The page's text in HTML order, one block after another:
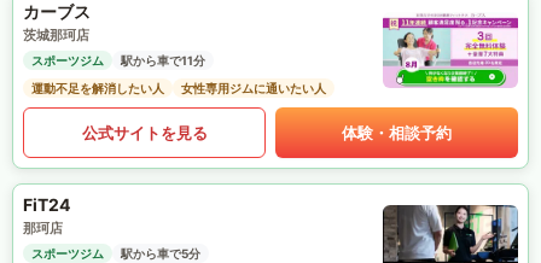
カーブス
茨城那珂店
スポーツジム
駅から車で11分
運動不足を解消したい人
女性専用ジムに通いたい人
公式サイトを見る 体験・相談予約
FiT24
那珂店
スポーツジム
駅から車で5分